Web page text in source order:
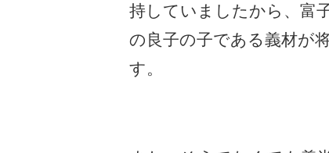
持していましたから、富
の良子の子である義材が
す。